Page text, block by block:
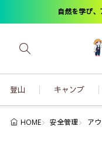
自然を学び
登山 キャンプ
HOME 安全管理 ア